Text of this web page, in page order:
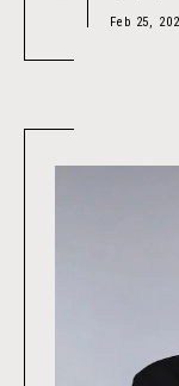
ルをチ
Feb 25,